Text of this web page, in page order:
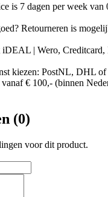
is 7 dagen per week
Retourneren is
iDEAL | Wero, Creditcard,
kiezen: PostNL, DHL
€ 100,- (binnen
(0)
voor dit product.